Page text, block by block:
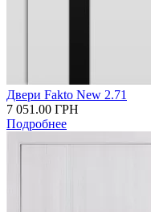
Двери Fakto New 2.71
7 051.00 ГРН
Подробнее